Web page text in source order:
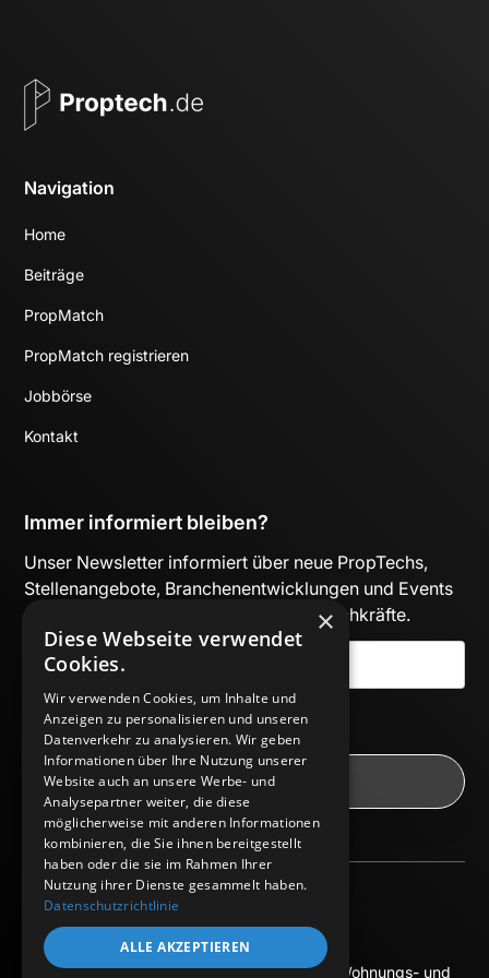
Navigation
Home
Beiträge
PropMatch
PropMatch registrieren
Jobbörse
Kontakt
Immer informiert bleiben?
Unser Newsletter informiert über neue PropTechs,
Stellenangebote, Branchenentwicklungen und Events
– kuratiert für Entscheider:innen und Fachkräfte.
Mit Absenden des Formulars akzeptiere ich die
Datenschutzbestimmungen
© 2025 Europäisches Bildungszentrum der Wohnungs- und
Impressum
Datenschutz
×
Diese Webseite verwendet
Cookies.
Wir verwenden Cookies, um Inhalte und
Anzeigen zu personalisieren und unseren
Datenverkehr zu analysieren. Wir geben
Informationen über Ihre Nutzung unserer
Website auch an unsere Werbe- und
Analysepartner weiter, die diese
möglicherweise mit anderen Informationen
kombinieren, die Sie ihnen bereitgestellt
haben oder die sie im Rahmen Ihrer
Nutzung ihrer Dienste gesammelt haben.
Datenschutzrichtlinie
ALLE AKZEPTIEREN